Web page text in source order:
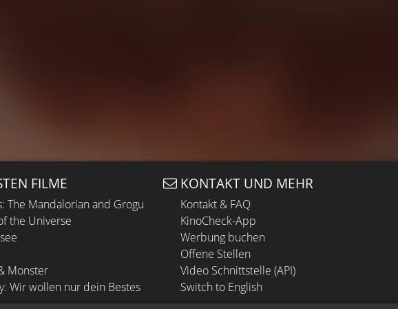
FILME
The Mandalorian and Grogu
the Universe
Monster
Wir wollen nur dein Bestes
KONTAKT UND MEHR
Kontakt & FAQ
KinoCheck-App
Werbung buchen
Offene Stellen
Video Schnittstelle (API)
Switch to English